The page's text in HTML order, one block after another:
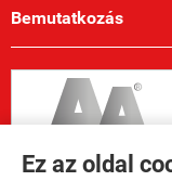
Ez az oldal
Bemutatkozás